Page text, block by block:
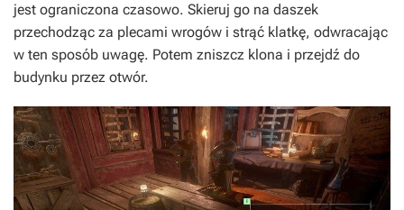
jest ograniczona czasowo. Skieruj go na daszek
przechodząc za plecami wrogów i strąć klatkę, odwracając
w ten sposób uwagę. Potem zniszcz klona i przejdź do
budynku przez otwór.